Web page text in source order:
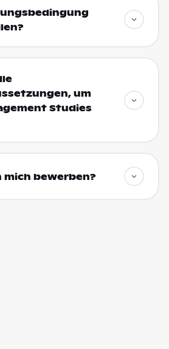
um
Studies
mich bewerben?